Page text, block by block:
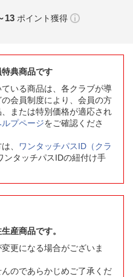
13 ポイント獲得
典商品です
ている商品は、各クラブが導
会員制度により、会員の方
または特別価格が適応され
ルプページをご確認くださ
、
ワンタッチパスID（クラ
ンタッチパスIDの紐付け手
産商品です。
更になる場合がございま
のであらかじめご了承くだ